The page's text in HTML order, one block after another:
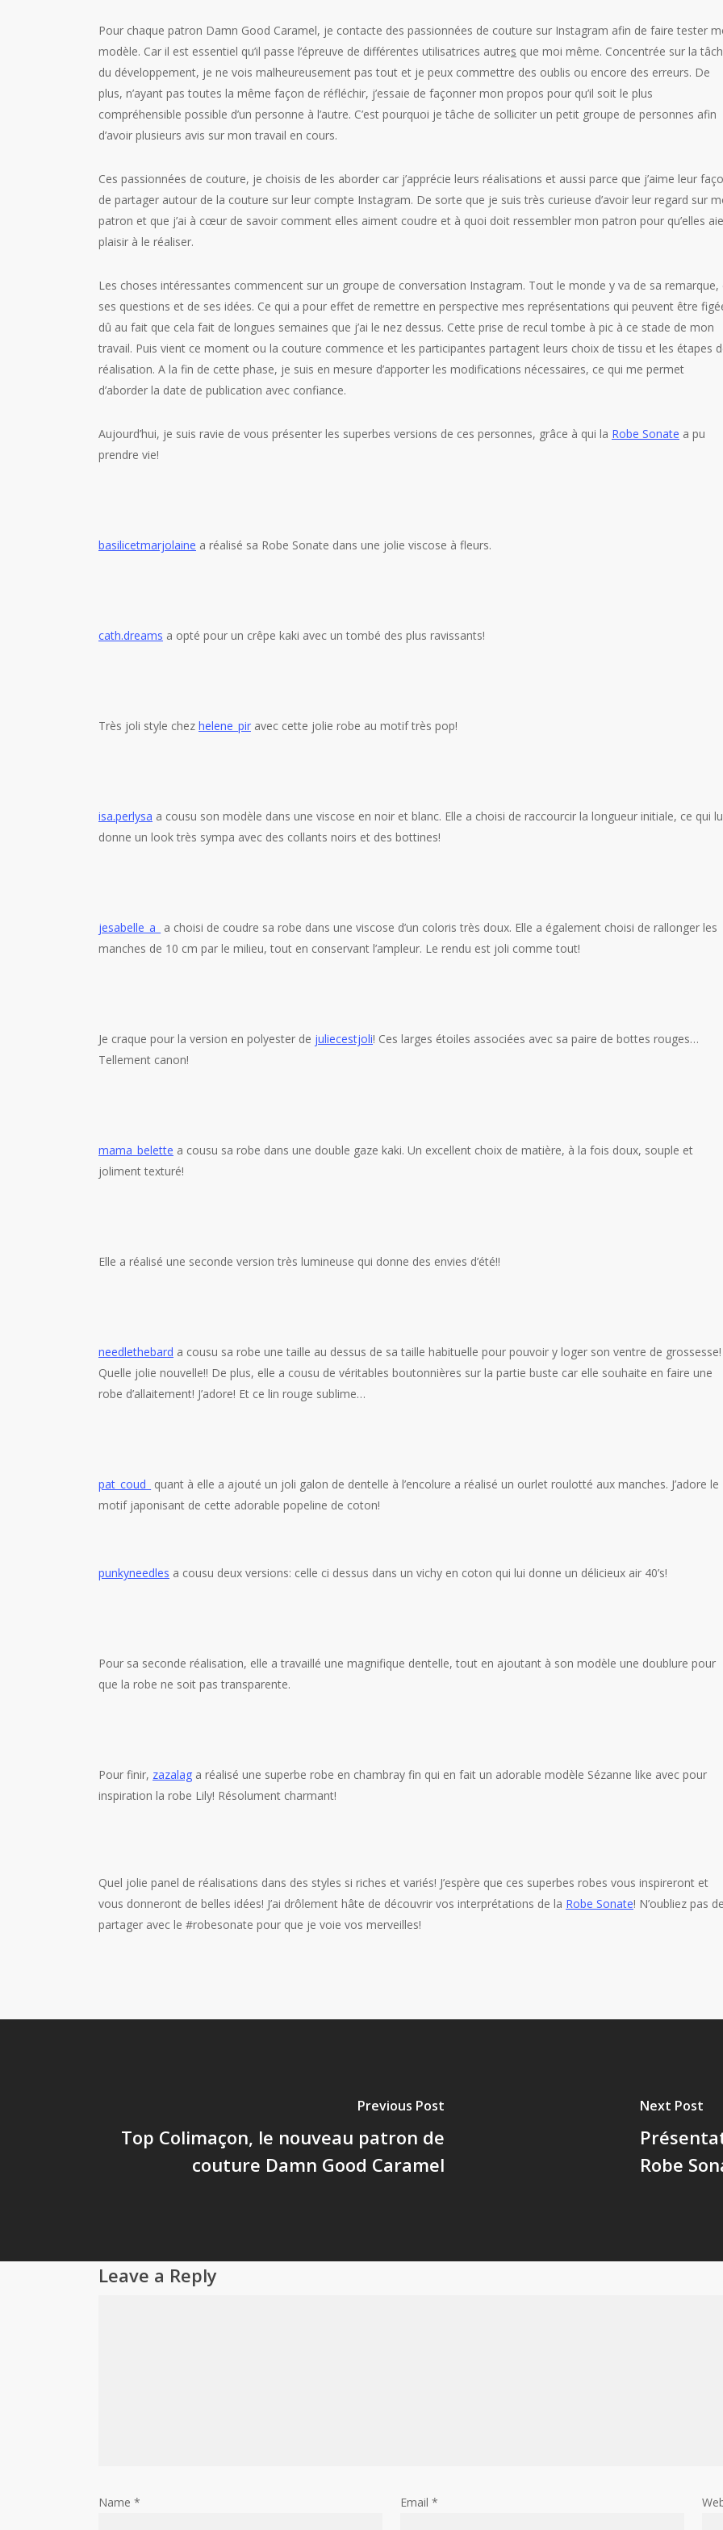
Pour chaque patron Damn Good Caramel, je contacte des passionnées de couture sur Instagram afin de faire tester
modèle. Car il est essentiel qu’il passe l’épreuve de différentes utilisatrices autres que moi même. Concentrée sur la
du développement, je ne vois malheureusement pas tout et je peux commettre des oublis ou encore des erreurs. De
plus, n’ayant pas toutes la même façon de réfléchir, j’essaie de façonner mon propos pour qu’il soit le plus
compréhensible possible d’un personne à l’autre. C’est pourquoi je tâche de solliciter un petit groupe de personnes afin
d’avoir plusieurs avis sur mon travail en cours.
Ces passionnées de couture, je choisis de les aborder car j’apprécie leurs réalisations et aussi parce que j’aime leur
de partager autour de la couture sur leur compte Instagram. De sorte que je suis très curieuse d’avoir leur regard sur
patron et que j’ai à cœur de savoir comment elles aiment coudre et à quoi doit ressembler mon patron pour qu’elles
plaisir à le réaliser.
Les choses intéressantes commencent sur un groupe de conversation Instagram. Tout le monde y va de sa remarque,
ses questions et de ses idées. Ce qui a pour effet de remettre en perspective mes représentations qui peuvent être
dû au fait que cela fait de longues semaines que j’ai le nez dessus. Cette prise de recul tombe à pic à ce stade de mon
travail. Puis vient ce moment ou la couture commence et les participantes partagent leurs choix de tissu et les étapes
réalisation. A la fin de cette phase, je suis en mesure d’apporter les modifications nécessaires, ce qui me permet
d’aborder la date de publication avec confiance.
Aujourd’hui, je suis ravie de vous présenter les superbes versions de ces personnes, grâce à qui la Robe Sonate a pu
prendre vie!
basilicetmarjolaine a réalisé sa Robe Sonate dans une jolie viscose à fleurs.
cath.dreams a opté pour un crêpe kaki avec un tombé des plus ravissants!
Très joli style chez helene_pir avec cette jolie robe au motif très pop!
isa.perlysa a cousu son modèle dans une viscose en noir et blanc. Elle a choisi de raccourcir la longueur initiale, ce qui
donne un look très sympa avec des collants noirs et des bottines!
jesabelle_a_
a choisi de coudre sa robe dans une viscose d’un coloris très doux. Elle a également choisi de rallonger les
manches de 10 cm par le milieu, tout en conservant l’ampleur. Le rendu est joli comme tout!
Je craque pour la version en polyester de juliecestjoli! Ces larges étoiles associées avec sa paire de bottes rouges…
Tellement canon!
mama_belette a cousu sa robe dans une double gaze kaki. Un excellent choix de matière, à la fois doux, souple et
joliment texturé!
Elle a réalisé une seconde version très lumineuse qui donne des envies d’été!!
needlethebard a cousu sa robe une taille au dessus de sa taille habituelle pour pouvoir y loger son ventre de grossesse!
Quelle jolie nouvelle!! De plus, elle a cousu de véritables boutonnières sur la partie buste car elle souhaite en faire une
robe d’allaitement! J’adore! Et ce lin rouge sublime…
pat_coud_
quant à elle a ajouté un joli galon de dentelle à l’encolure a réalisé un ourlet roulotté aux manches. J’adore le
motif japonisant de cette adorable popeline de coton!
punkyneedles a cousu deux versions: celle ci dessus dans un vichy en coton qui lui donne un délicieux air 40’s!
Pour sa seconde réalisation, elle a travaillé une magnifique dentelle, tout en ajoutant à son modèle une doublure pour
que la robe ne soit pas transparente.
Pour finir, zazalag a réalisé une superbe robe en chambray fin qui en fait un adorable modèle Sézanne like avec pour
inspiration la robe Lily! Résolument charmant!
Quel jolie panel de réalisations dans des styles si riches et variés! J’espère que ces superbes robes vous inspireront et
vous donneront de belles idées! J’ai drôlement hâte de découvrir vos interprétations de la Robe Sonate! N’oubliez pas
partager avec le #robesonate pour que je voie vos merveilles!
Previous Post
Top Colimaçon, le nouveau patron de
couture Damn Good Caramel
Next Post
Robe
Leave a Reply
Name * Email *